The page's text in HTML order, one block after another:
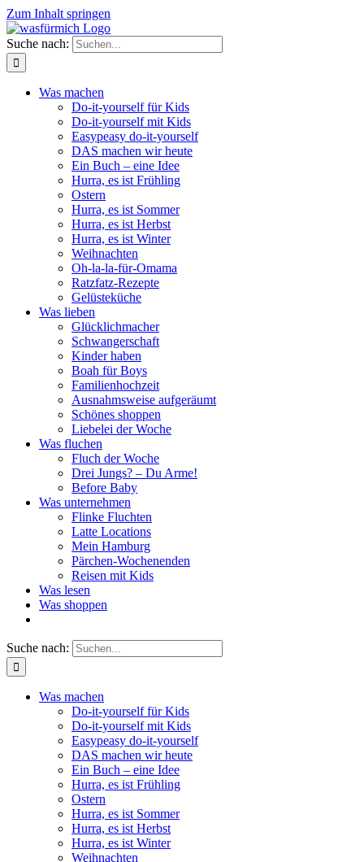
Zum Inhalt springen
Suche nach:
Was machen
Do-it-yourself für Kids
Do-it-yourself mit Kids
Easypeasy do-it-yourself
DAS machen wir heute
Ein Buch – eine Idee
Hurra, es ist Frühling
Ostern
Hurra, es ist Sommer
Hurra, es ist Herbst
Hurra, es ist Winter
Weihnachten
Oh-la-la-für-Omama
Ratzfatz-Rezepte
Gelüsteküche
Was lieben
Glücklichmacher
Schwangerschaft
Kinder haben
Boah für Boys
Familienhochzeit
Ausnahmsweise aufgeräumt
Schönes shoppen
Liebelei der Woche
Was fluchen
Fluch der Woche
Drei Jungs? – Du Arme!
Before Baby
Was unternehmen
Flinke Fluchten
Latte Locations
Mein Hamburg
Pärchen-Wochenenden
Reisen mit Kids
Was lesen
Was shoppen
Suche nach:
Was machen
Do-it-yourself für Kids
Do-it-yourself mit Kids
Easypeasy do-it-yourself
DAS machen wir heute
Ein Buch – eine Idee
Hurra, es ist Frühling
Ostern
Hurra, es ist Sommer
Hurra, es ist Herbst
Hurra, es ist Winter
Weihnachten